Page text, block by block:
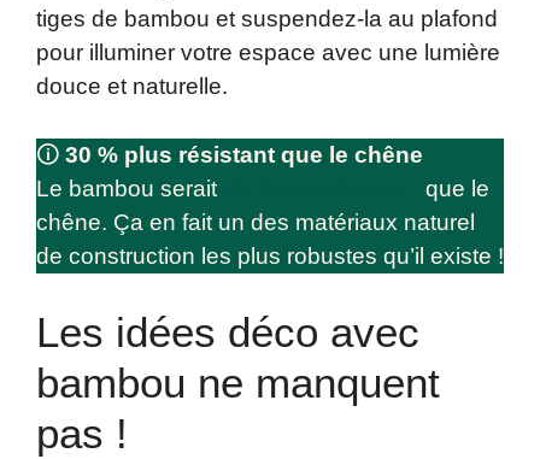
tiges de bambou et suspendez-la au plafond
pour illuminer votre espace avec une lumière
douce et naturelle.
🛈 30 % plus résistant que le chêne
Le bambou serait
que le
chêne. Ça en fait un des matériaux naturel
de construction les plus robustes qu’il existe !
Les idées déco avec
bambou ne manquent
pas !